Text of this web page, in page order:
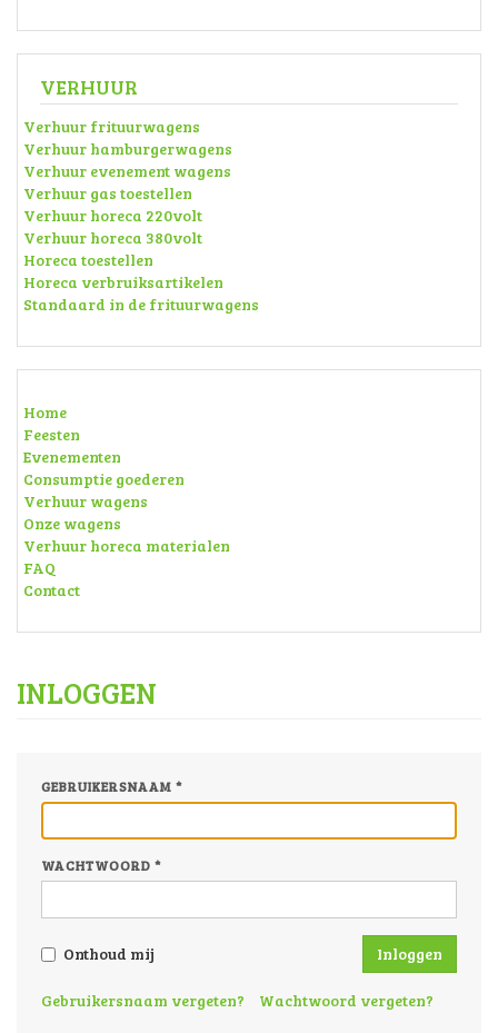
VERHUUR
Verhuur frituurwagens
Verhuur hamburgerwagens
Verhuur evenement wagens
Verhuur gas toestellen
Verhuur horeca 220volt
Verhuur horeca 380volt
Horeca toestellen
Horeca verbruiksartikelen
Standaard in de frituurwagens
Home
Feesten
Evenementen
Consumptie goederen
Verhuur wagens
Onze wagens
Verhuur horeca materialen
FAQ
Contact
INLOGGEN
GEBRUIKERSNAAM *
WACHTWOORD *
Onthoud mij Inloggen
Gebruikersnaam vergeten? Wachtwoord vergeten?